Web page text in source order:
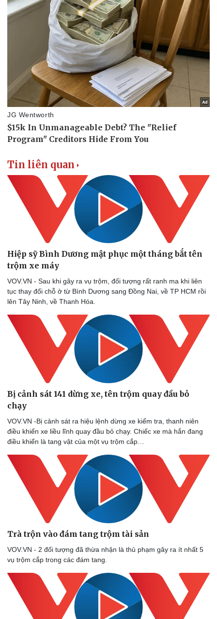
Tư vấn luật
Quân sự - Quốc phòng
Vũ khí
Việt Nam
Phân tích
Tin liên quan
Hiệp sỹ Bình Dương mật phục một tháng bắt tên
trộm xe máy
VOV.VN - Sau khi gây ra vụ trộm, đối tượng rất ranh ma khi liên
tục thay đổi chỗ ở từ Bình Dương sang Đồng Nai, về TP HCM rồi
lên Tây Ninh, về Thanh Hóa.
Bị cảnh sát 141 dừng xe, tên trộm quay đầu bỏ
chạy
VOV.VN -Bị cảnh sát ra hiệu lệnh dừng xe kiểm tra, thanh niên
điều khiển xe liều lĩnh quay đầu bỏ chạy. Chiếc xe mà hắn đang
điều khiển là tang vật của một vụ trộm cắp…
Trà trộn vào đám tang trộm tài sản
VOV.VN - 2 đối tượng đã thừa nhận là thủ phạm gây ra ít nhất 5
vụ trộm cắp trong các đám tang.